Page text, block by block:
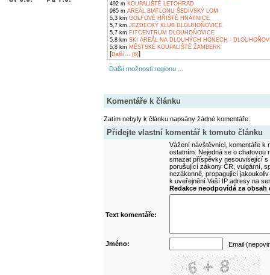
492 m KOUPALIŠTĚ LETOHRAD
985 m AREÁL BIATLONU ŠEDIVSKÝ LOM
5,3 km GOLFOVÉ HŘIŠTĚ HNÁTNICE
5,7 km JEZDECKÝ KLUB DLOUHOŇOVICE
5,7 km FITCENTRUM DLOUHOŇOVICE
5,8 km SKI AREÁL NA DLOUHÝCH HONECH -
5,8 km MĚSTSKÉ KOUPALIŠTĚ ŽAMBERK
[Další... (6)]
Další možnosti regionu ...
Komentáře k článku
Zatím nebyly k článku napsány žádné komentáře.
Přidejte vlastní komentář k tomuto článku
Vážení návštěvníci, komentáře k
ostatním. Nejedná se o
smazat příspěvky nesouvisející
porušující zákony ČR, vulgární,
nezákonné, propagující
k uveřejnění Vaší IP adresy na
Redakce neodpovídá za
Text komentáře:
Jméno: Email